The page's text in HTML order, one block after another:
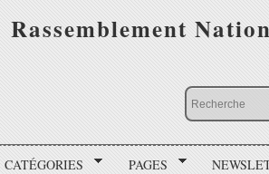
Rassemblement
CATÉGORIES PAGES